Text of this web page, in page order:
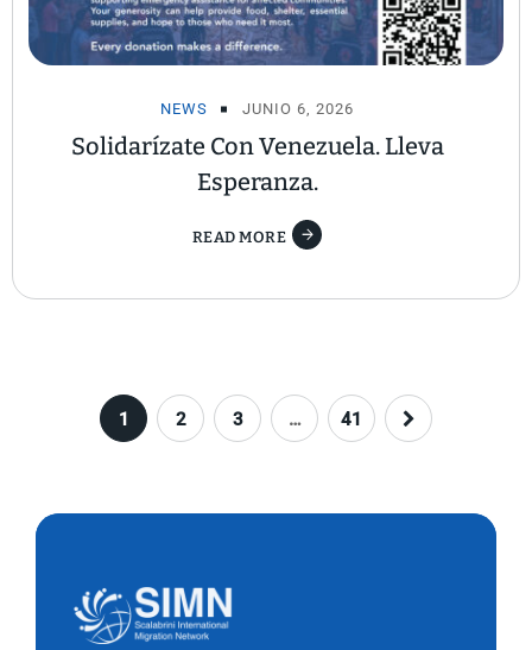
NEWS JUNIO 6, 2026
Solidarízate Con Venezuela. Lleva
Esperanza.
READ MORE
1 2 3 … 41